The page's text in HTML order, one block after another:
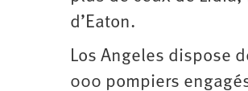
d’Eaton.
Los Angeles dispose
000 pompiers